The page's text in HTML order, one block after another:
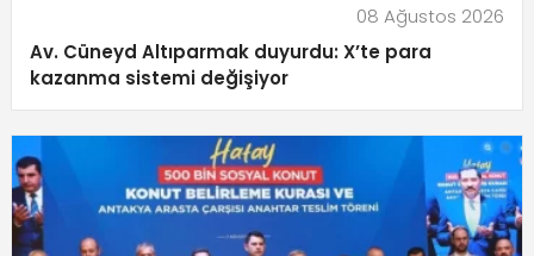
08 Ağustos 2026
Av. Cüneyd Altıparmak duyurdu: X’te para
kazanma sistemi değişiyor